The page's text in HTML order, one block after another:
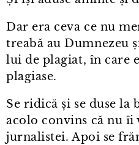
Dar era ceva ce nu
treabă au Dumnezeu
lui de plagiat, în care
plagiase.
Se ridică și se duse la
acolo convins că nu îi
jurnalistei. Apoi se